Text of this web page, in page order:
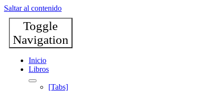
Saltar al contenido
Toggle
Navigation
Inicio
Libros
[Tabs]